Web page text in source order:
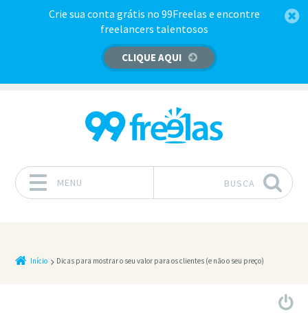
Crie sua conta grátis no 99Freelas e encontre
freelancers talentosos
CLIQUE AQUI
MENU BUSCA
Início Dicas para mostrar o seu valor para os clientes (e não o seu preço)